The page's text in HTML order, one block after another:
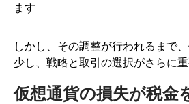
ます
しかし、その調整が行われるまで
少し、戦略と取引の選択がさらに重
仮想通貨の損失が税金